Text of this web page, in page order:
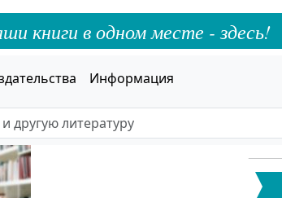
книги в одном месте - здесь!
Информация